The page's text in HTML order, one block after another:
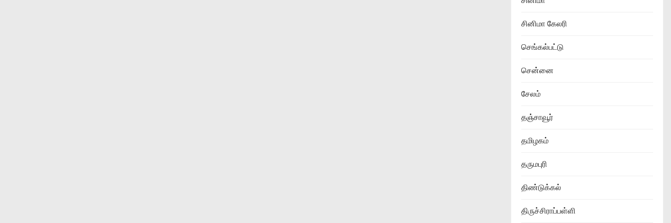
சினிமா கேலரி
செங்கல்பட்டு
சென்னை
சேலம்
தஞ்சாவூர்
தமிழகம்
தருமபுரி
திண்டுக்கல்
திருச்சிராப்பள்ளி